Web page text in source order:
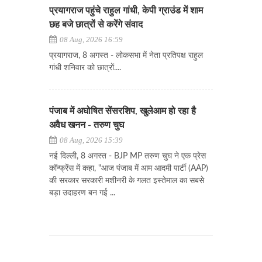
प्रयागराज पहुंचे राहुल गांधी, केपी ग्राउंड में शाम
छह बजे छात्रों से करेंगे संवाद
08 Aug, 2026 16:59
प्रयागराज, 8 अगस्त - लोकसभा में नेता प्रतिपक्ष राहुल
गांधी शनिवार को छात्रों....
पंजाब में अघोषित सेंसरशिप, खुलेआम हो रहा है
अवैध खनन - तरुण चुघ
08 Aug, 2026 15:39
नई दिल्ली, 8 अगस्त - BJP MP तरुण चुघ ने एक प्रेस
कॉन्फ्रेंस में कहा, "आज पंजाब में आम आदमी पार्टी (AAP)
की सरकार सरकारी मशीनरी के गलत इस्तेमाल का सबसे
बड़ा उदाहरण बन गई ...